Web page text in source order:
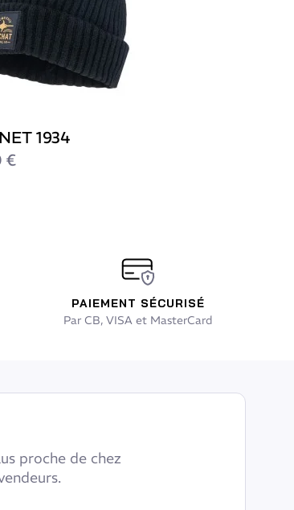
1934
€
PAIEMENT SÉCURISÉ
Par CB, VISA et MasterCard
proche de chez